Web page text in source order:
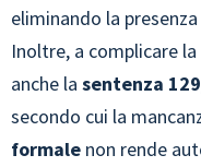
eliminando la
Inoltre, a complicare
anche la sentenza
secondo cui la
formale non rende